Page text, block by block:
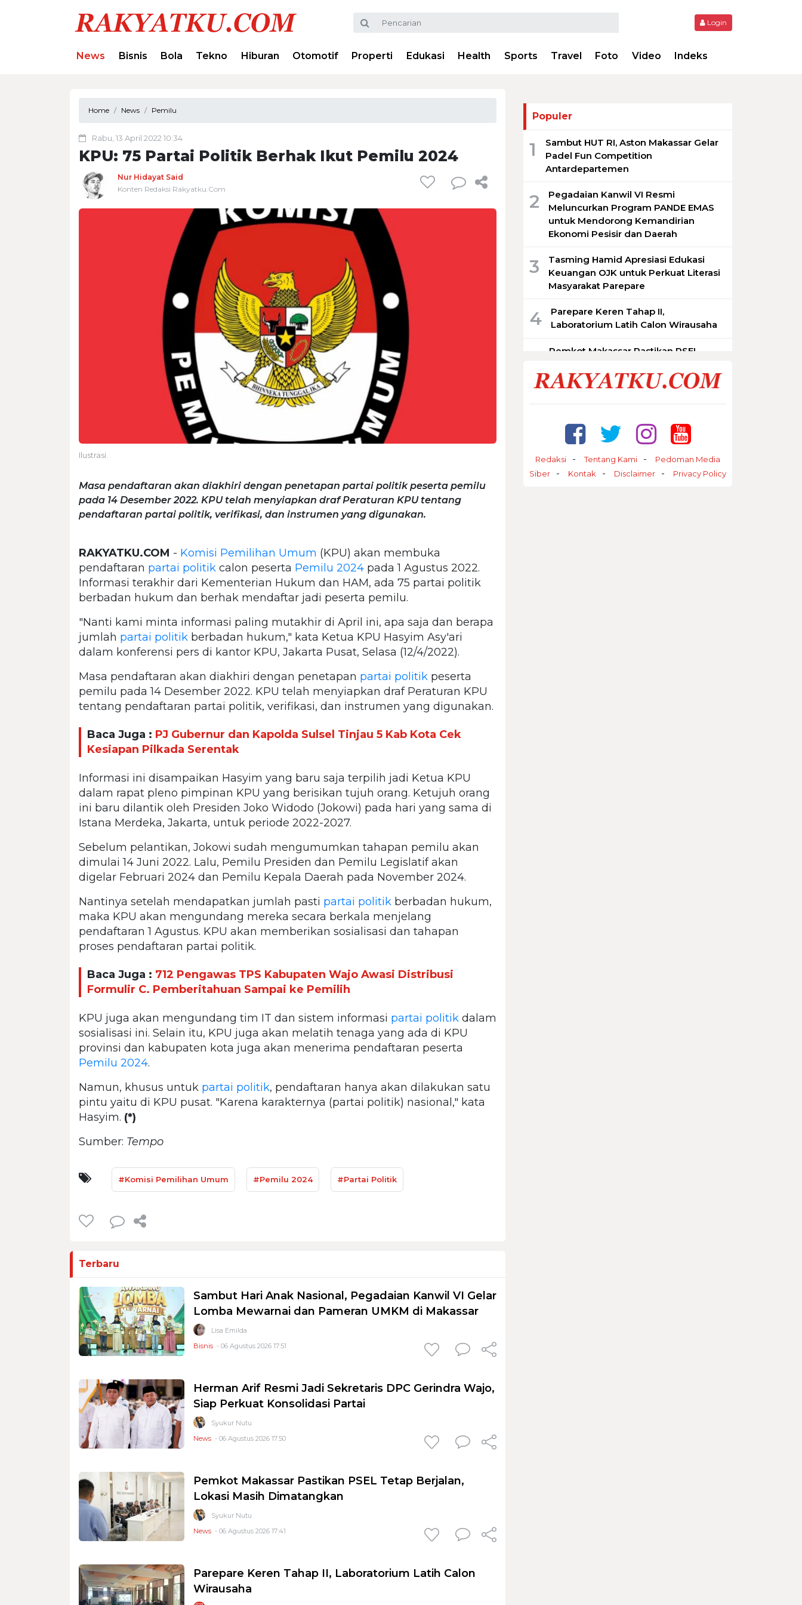
Login
News Bisnis Bola Tekno Hiburan Otomotif Properti Edukasi Health Sports Travel Foto Video Indeks
Home News Pemilu
Rabu, 13 April 2022 10:34
KPU: 75 Partai Politik Berhak Ikut Pemilu 2024
Nur Hidayat Said
Konten Redaksi Rakyatku.Com
Ilustrasi.
Masa pendaftaran akan diakhiri dengan penetapan partai politik peserta pemilu
pada 14 Desember 2022. KPU telah menyiapkan draf Peraturan KPU tentang
pendaftaran partai politik, verifikasi, dan instrumen yang digunakan.
RAKYATKU.COM - Komisi Pemilihan Umum (KPU) akan membuka
pendaftaran partai politik calon peserta Pemilu 2024 pada 1 Agustus 2022.
Informasi terakhir dari Kementerian Hukum dan HAM, ada 75 partai politik
berbadan hukum dan berhak mendaftar jadi peserta pemilu.
"Nanti kami minta informasi paling mutakhir di April ini, apa saja dan berapa
jumlah partai politik berbadan hukum," kata Ketua KPU Hasyim Asy'ari
dalam konferensi pers di kantor KPU, Jakarta Pusat, Selasa (12/4/2022).
Masa pendaftaran akan diakhiri dengan penetapan partai politik peserta
pemilu pada 14 Desember 2022. KPU telah menyiapkan draf Peraturan KPU
tentang pendaftaran partai politik, verifikasi, dan instrumen yang digunakan.
Baca Juga : PJ Gubernur dan Kapolda Sulsel Tinjau 5 Kab Kota Cek
Kesiapan Pilkada Serentak
Informasi ini disampaikan Hasyim yang baru saja terpilih jadi Ketua KPU
dalam rapat pleno pimpinan KPU yang berisikan tujuh orang. Ketujuh orang
ini baru dilantik oleh Presiden Joko Widodo (Jokowi) pada hari yang sama di
Istana Merdeka, Jakarta, untuk periode 2022-2027.
Sebelum pelantikan, Jokowi sudah mengumumkan tahapan pemilu akan
dimulai 14 Juni 2022. Lalu, Pemilu Presiden dan Pemilu Legislatif akan
digelar Februari 2024 dan Pemilu Kepala Daerah pada November 2024.
Nantinya setelah mendapatkan jumlah pasti partai politik berbadan hukum,
maka KPU akan mengundang mereka secara berkala menjelang
pendaftaran 1 Agustus. KPU akan memberikan sosialisasi dan tahapan
proses pendaftaran partai politik.
Baca Juga : 712 Pengawas TPS Kabupaten Wajo Awasi Distribusi
Formulir C. Pemberitahuan Sampai ke Pemilih
KPU juga akan mengundang tim IT dan sistem informasi partai politik dalam
sosialisasi ini. Selain itu, KPU juga akan melatih tenaga yang ada di KPU
provinsi dan kabupaten kota juga akan menerima pendaftaran peserta
Pemilu 2024.
Namun, khusus untuk partai politik, pendaftaran hanya akan dilakukan satu
pintu yaitu di KPU pusat. "Karena karakternya (partai politik) nasional," kata
Hasyim. (*)
Sumber: Tempo
#Komisi Pemilihan Umum #Pemilu 2024 #Partai Politik
Terbaru
Sambut Hari Anak Nasional, Pegadaian Kanwil VI Gelar
Lomba Mewarnai dan Pameran UMKM di Makassar
Lisa Emilda
Bisnis - 06 Agustus 2026 17:51
Herman Arif Resmi Jadi Sekretaris DPC Gerindra Wajo,
Siap Perkuat Konsolidasi Partai
Syukur Nutu
News - 06 Agustus 2026 17:50
Pemkot Makassar Pastikan PSEL Tetap Berjalan,
Lokasi Masih Dimatangkan
Syukur Nutu
News - 06 Agustus 2026 17:41
Parepare Keren Tahap II, Laboratorium Latih Calon
Wirausaha
Populer
1
Sambut HUT RI, Aston Makassar Gelar
Padel Fun Competition
Antardepartemen
2
Pegadaian Kanwil VI Resmi
Meluncurkan Program PANDE EMAS
untuk Mendorong Kemandirian
Ekonomi Pesisir dan Daerah
3
Tasming Hamid Apresiasi Edukasi
Keuangan OJK untuk Perkuat Literasi
Masyarakat Parepare
4
Parepare Keren Tahap II,
Laboratorium Latih Calon Wirausaha
Pemkot Makassar Pastikan PSEL
Dimatangkan
Redaksi Tentang Kami
Pedoman Media
Siber
Kontak Disclaimer Privacy Policy